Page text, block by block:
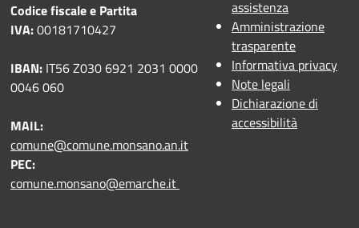
Codice fiscale e Partita
IVA:00181710427
IBAN: IT56 Z030 6921 2031 0000
0046 060
MAIL:
comune@comune.monsano.an.it
PEC:
comune.monsano@emarche.it
assistenza
Amministrazione
trasparente
Informativa privacy
Note legali
Dichiarazione di
accessibilità